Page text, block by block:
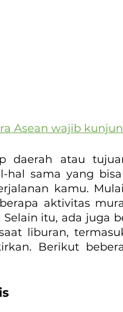
Asean wajib
daerah atau
hal sama yang
kamu.
aktivitas
Selain itu, ada juga
liburan,
Berikut